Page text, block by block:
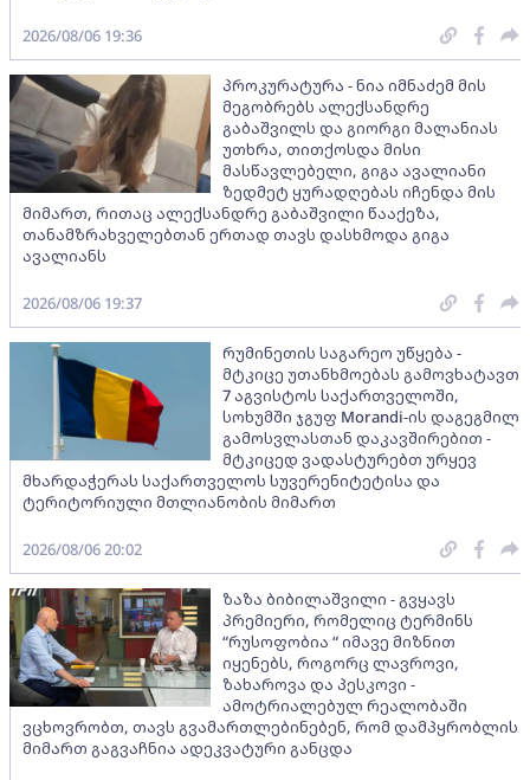
2026/08/06 19:36
პროკურატურა - ნია იმნაძემ მის
მეგობრებს ალექსანდრე
გაბაშვილს და გიორგი მალანიას
უთხრა, თითქოსდა მისი
მასწავლებელი, გიგა ავალიანი
ზედმეტ ყურადღებას იჩენდა მის
მიმართ, რითაც ალექსანდრე გაბაშვილი წააქეზა,
თანამზრახველებთან ერთად თავს დასხმოდა გიგა
ავალიანს
2026/08/06 19:37
რუმინეთის საგარეო უწყება -
მტკიცე უთანხმოებას გამოვხატავთ
7 აგვისტოს საქართველოში,
სოხუმში ჯგუფ Morandi-ის დაგეგმილ
გამოსვლასთან დაკავშირებით -
მტკიცედ ვადასტურებთ ურყევ
მხარდაჭერას საქართველოს სუვერენიტეტისა და
ტერიტორიული მთლიანობის მიმართ
2026/08/06 20:02
ზაზა ბიბილაშვილი - გვყავს
პრემიერი, რომელიც ტერმინს
“რუსოფობია “ იმავე მიზნით
იყენებს, როგორც ლავროვი,
ზახაროვა და პესკოვი -
ამოტრიალებულ რეალობაში
ვცხოვრობთ, თავს გვამართლებინებენ, რომ დამპყრობლის
მიმართ გაგვაჩნია ადეკვატური განცდა